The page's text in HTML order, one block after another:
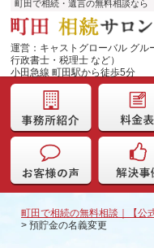
町田で相続・遺言の無料相談なら
運営：キャストグローバル グル
行政書士・税理士 など）
小田急線 町田駅から徒歩5分
町田で相続の無料相談｜【公
>預貯金の名義変更